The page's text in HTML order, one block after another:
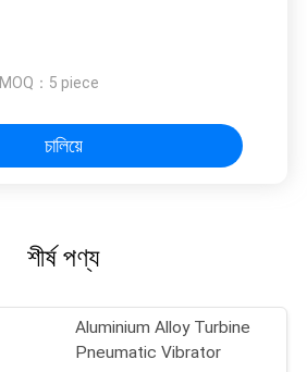
MOQ： 5 piece
চালিয়ে
শীর্ষ পণ্য
Aluminium Alloy Turbine
Pneumatic Vibrator